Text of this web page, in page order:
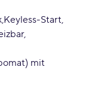
Keyless-Start
mit